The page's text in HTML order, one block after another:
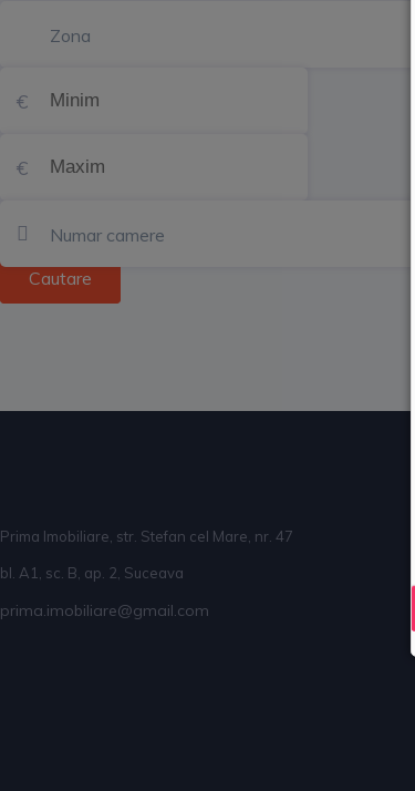
Zona
Numar camere
Cautare
Prima Imobiliare, str. Stefan cel Mare, nr. 47
bl. A1, sc. B, ap. 2, Suceava
prima.imobiliare@gmail.com